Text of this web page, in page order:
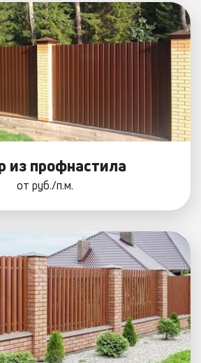
из профнастила
от руб./п.м.